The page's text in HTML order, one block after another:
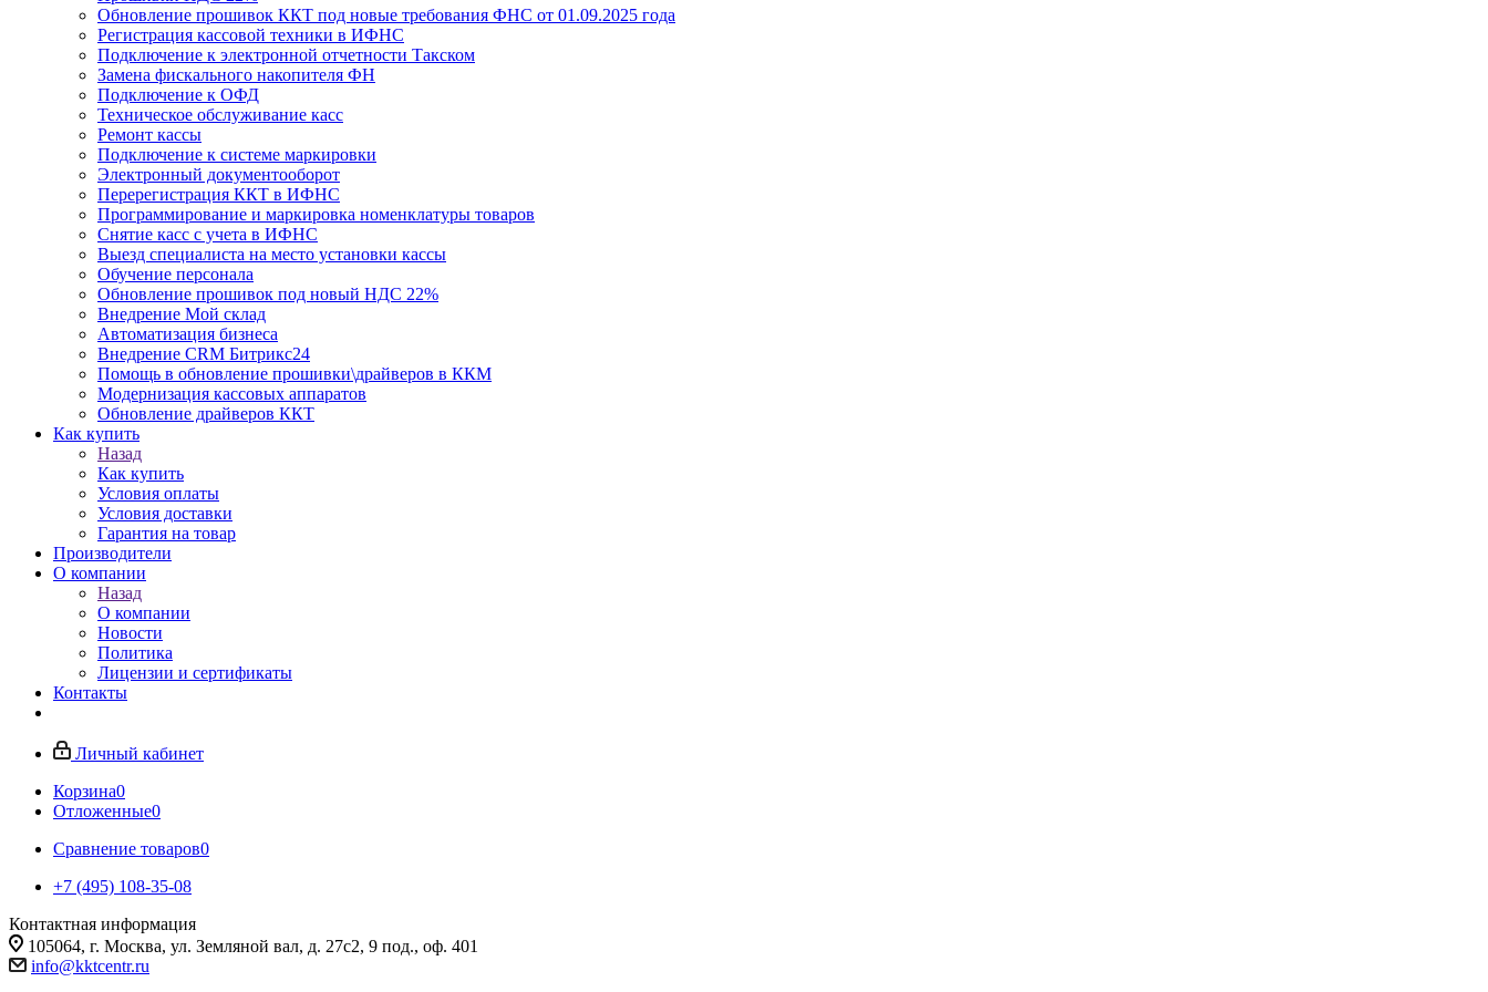
Обновление прошивок ККТ под новые требования ФНС от 01.09.2025 года
Регистрация кассовой техники в ИФНС
Подключение к электронной отчетности Такском
Замена фискального накопителя ФН
Подключение к ОФД
Техническое обслуживание касс
Ремонт кассы
Подключение к системе маркировки
Электронный документооборот
Перерегистрация ККТ в ИФНС
Программирование и маркировка номенклатуры товаров
Снятие касс с учета в ИФНС
Выезд специалиста на место установки кассы
Обучение персонала
Обновление прошивок под новый НДС 22%
Внедрение Мой склад
Автоматизация бизнеса
Внедрение CRM Битрикс24
Помощь в обновление прошивки\драйверов в ККМ
Модернизация кассовых аппаратов
Обновление драйверов ККТ
Как купить
Назад
Как купить
Условия оплаты
Условия доставки
Гарантия на товар
Производители
О компании
Назад
О компании
Новости
Политика
Лицензии и сертификаты
Контакты
Личный кабинет
Корзина0
Отложенные0
Сравнение товаров0
+7 (495) 108-35-08
Контактная информация
105064, г. Москва, ул. Земляной вал, д. 27с2, 9 под., оф. 401
info@kktcentr.ru